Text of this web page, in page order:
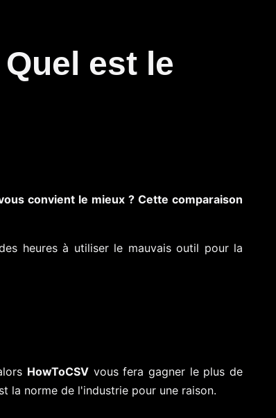
est le
convient le mieux ? Cette comparaison
heures à utiliser le mauvais outil pour la
HowToCSVvous fera gagner le plus de
la norme de l'industrie pour une raison.